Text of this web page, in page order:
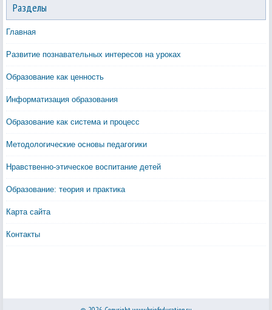
Разделы
Главная
Развитие познавательных интересов на уроках
Образование как ценность
Информатизация образования
Образование как система и процесс
Методологические основы педагогики
Нравственно-этическое воспитание детей
Образование: теория и практика
Карта сайта
Контакты